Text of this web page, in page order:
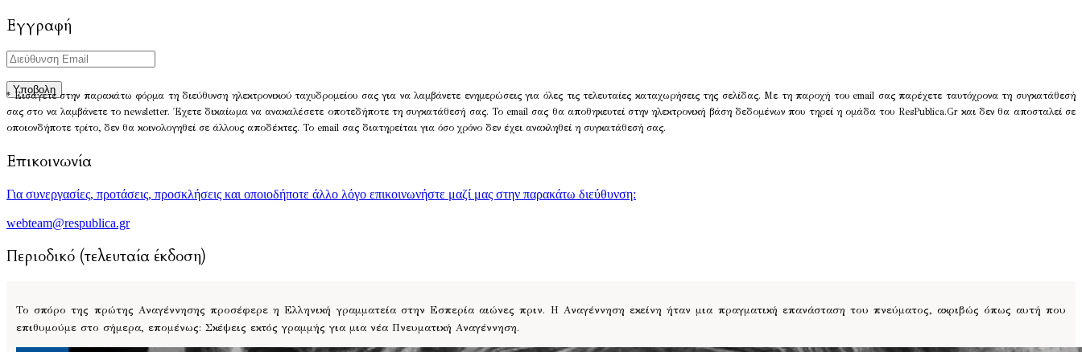
Εγγραφή
* Εισάγετε στην παρακάτω φόρμα τη διεύθυνση ηλεκτρονικού ταχυδρομείου σας για να λαμβάνετε ενημερώσεις για όλες τις τελευταίες καταχωρήσεις της σελίδας. Με τη παροχή του email σας παρέχετε ταυτόχρονα τη συγκατάθεσή
σας στο να λαμβάνετε το newsletter. Έχετε δικαίωμα να ανακαλέσετε οποτεδήποτε τη συγκατάθεσή σας. Το email σας θα αποθηκευτεί στην ηλεκτρονική βάση δεδομένων που τηρεί η ομάδα του ResPublica.Gr και δεν θα αποσταλεί σε
οποιονδήποτε τρίτο, δεν θα κοινολογηθεί σε άλλους αποδέκτες. Το email σας διατηρείται για όσο χρόνο δεν έχει ανακληθεί η συγκατάθεσή σας.
Επικοινωνία
Για συνεργασίες, προτάσεις, προσκλήσεις και οποιοδήποτε άλλο λόγο επικοινωνήστε μαζί μας στην παρακάτω διεύθυνση:
webteam@respublica.gr
Περιοδικό (τελευταία έκδοση)
Το σπόρο της πρώτης Αναγέννησης προσέφερε η Ελληνική γραμματεία στην Εσπερία αιώνες πριν. Η Αναγέννηση εκείνη ήταν μια πραγματική επανάσταση του πνεύματος, ακριβώς όπως αυτή που
επιθυμούμε στο σήμερα, επομένως: Σκέψεις εκτός γραμμής για μια νέα Πνευματική Αναγέννηση.